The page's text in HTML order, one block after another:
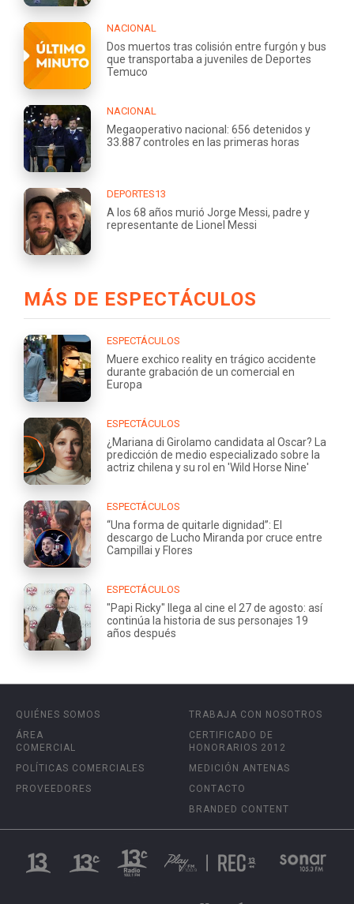
NACIONAL
Dos muertos tras colisión entre furgón y bus
que transportaba a juveniles de Deportes
Temuco
NACIONAL
Megaoperativo nacional: 656 detenidos y
33.887 controles en las primeras horas
DEPORTES13
A los 68 años murió Jorge Messi, padre y
representante de Lionel Messi
MÁS DE ESPECTÁCULOS
ESPECTÁCULOS
Muere exchico reality en trágico accidente
durante grabación de un comercial en
Europa
ESPECTÁCULOS
¿Mariana di Girolamo candidata al Oscar? La
predicción de medio especializado sobre la
actriz chilena y su rol en 'Wild Horse Nine'
ESPECTÁCULOS
“Una forma de quitarle dignidad”: El
descargo de Lucho Miranda por cruce entre
Campillai y Flores
ESPECTÁCULOS
"Papi Ricky" llega al cine el 27 de agosto: así
continúa la historia de sus personajes 19
años después
QUIÉNES SOMOS
ÁREA
COMERCIAL
POLÍTICAS COMERCIALES
PROVEEDORES
TRABAJA CON NOSOTROS
CERTIFICADO DE
HONORARIOS 2012
MEDICIÓN ANTENAS
CONTACTO
BRANDED CONTENT